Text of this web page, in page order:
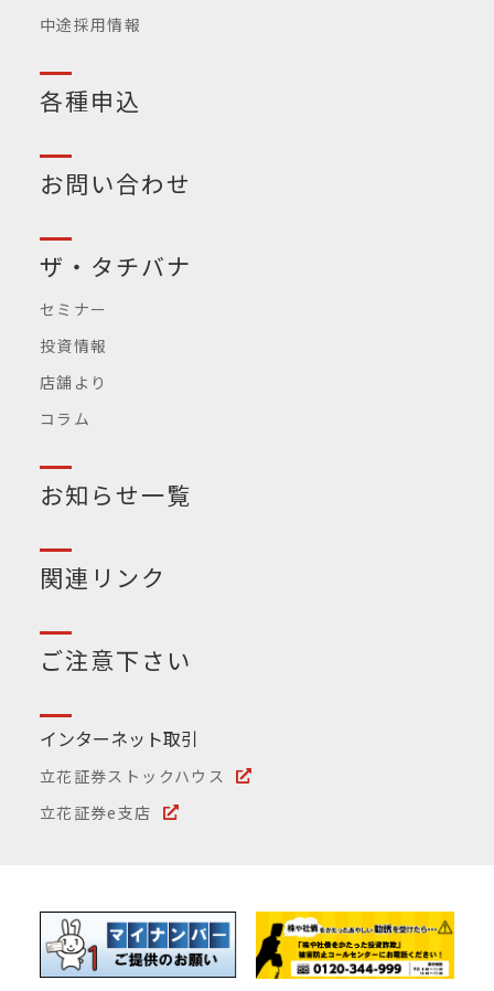
中途採用情報
各種申込
お問い合わせ
ザ・タチバナ
セミナー
投資情報
店舗より
コラム
お知らせ一覧
関連リンク
ご注意下さい
インターネット取引
立花証券ストックハウス
立花証券e支店